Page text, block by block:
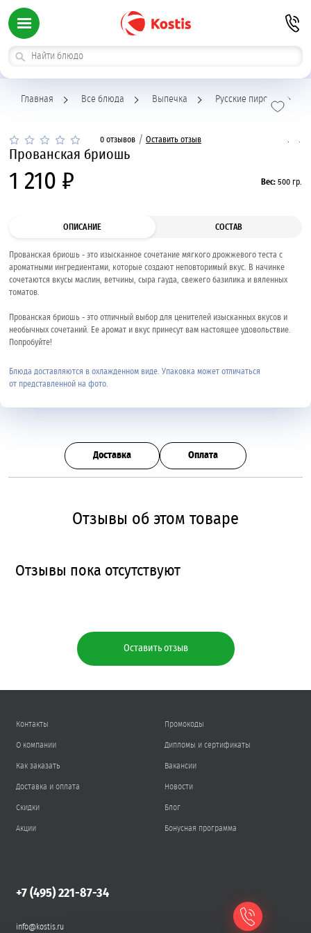
Главная Все блюда Выпечка Русские пироги
0 отзывов / Оставить отзыв
Прованская бриошь
1 210 ₽ Вес: 500 гр.
ОПИСАНИЕ СОСТАВ
Прованская бриошь - это изысканное сочетание мягкого дрожжевого теста с
ароматными ингредиентами, которые создают неповторимый вкус. В начинке
сочетаются вкусы маслин, ветчины, сыра гауда, свежего базилика и вяленных
томатов.
Прованская бриошь - это отличный выбор для ценителей изысканных вкусов и
необычных сочетаний. Ее аромат и вкус принесут вам настоящее удовольствие.
Попробуйте!
Блюда доставляются в охлажденном виде. Упаковка может отличаться
от представленной на фото.
Доставка Оплата
Отзывы об этом товаре
Оставить отзыв
Отзывы пока отсутствуют
Контакты
О компании
Как заказать
Доставка и оплата
Скидки
Акции
Промокоды
Дипломы и сертификаты
Вакансии
Новости
Блог
Бонусная программа
+7 (495) 221-87-34
info@kostis.ru